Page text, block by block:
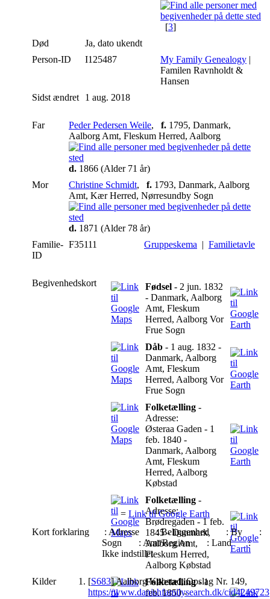
[3]
Død
Ja, dato ukendt
Person-ID
I125487 My Family Genealogy |
Familen Ravnholdt &
Hansen
Sidst ændret
1 aug. 2018
Far Peder Pedersen Weile, f. 1795, Danmark,
Aalborg Amt, Fleskum Herred, Aalborg
d. 1866 (Alder 71 år)
Mor
Christine Schmidt, f. 1793, Danmark, Aalborg
Amt, Kær Herred, Nørresundby Sogn
d. 1871 (Alder 78 år)
Familie-
ID
F35111 Gruppeskema | Familietavle
Begivenhedskort Fødsel - 2 jun. 1832
- Danmark, Aalborg
Amt, Fleskum
Herred, Aalborg Vor
Frue Sogn
Dåb - 1 aug. 1832 -
Danmark, Aalborg
Amt, Fleskum
Herred, Aalborg Vor
Frue Sogn
Folketælling -
Adresse:
Østeraa Gaden - 1
feb. 1840 -
Danmark, Aalborg
Amt, Fleskum
Herred, Aalborg
Købstad
Folketælling -
Adresse:
Brødregaden - 1 feb.
1845 - Danmark,
Aalborg Amt,
Fleskum Herred,
Aalborg Købstad
Folketælling- 1
feb. 1850 -
= Link til Google Earth
Kort forklaring
: Adresse: Beliggenhed : By
:
Sogn
: Amt/Region : Land:
Ikke indstillet
Kilder [S683] Aalborg Købstad, Opslag Nr. 149,
https://www.danishfamilysearch.dk/cid4249723